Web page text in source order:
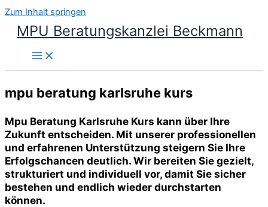
Zum Inhalt springen
MPU Beratungskanzlei Beckmann
mpu beratung karlsruhe kurs
Mpu Beratung Karlsruhe Kurs kann über Ihre
Zukunft entscheiden. Mit unserer professionellen
und erfahrenen Unterstützung steigern Sie Ihre
Erfolgschancen deutlich. Wir bereiten Sie gezielt,
strukturiert und individuell vor, damit Sie sicher
bestehen und endlich wieder durchstarten
können.